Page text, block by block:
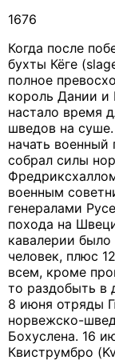
1676
Когда после
бухты Кёге
полное
король Дании и
настало время
шведов на
начать
собрал силы
военным
генералами
похода на
кавалерии
человек, плюс
всем, кроме
то раздобыть в
8 июня отряды
норвежско-
Бохуслена. 16
Квиструмбро